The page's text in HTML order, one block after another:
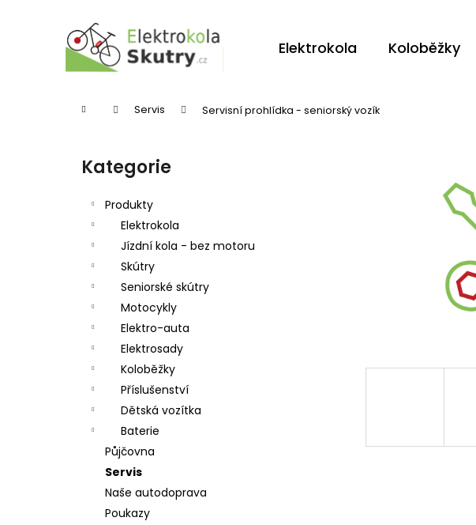
Elektrokola Koloběžky
Domů Servis Servisní prohlídka - seniorský vozík
Přeskočit
kategorie
Kategorie
Produkty
Elektrokola
Jízdní kola - bez motoru
Skútry
Seniorské skútry
Motocykly
Elektro-auta
Elektrosady
Koloběžky
Příslušenství
Dětská vozítka
Baterie
Půjčovna
Servis
Naše autodoprava
Poukazy
Zpět
Zpět